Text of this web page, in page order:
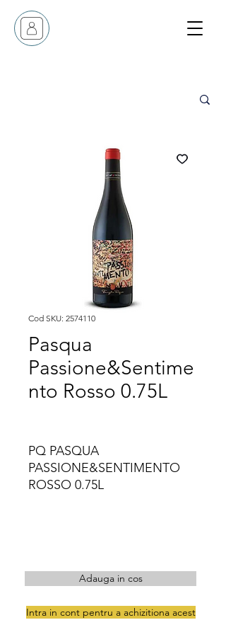
Cod SKU: 2574110
Pasqua
Passione&Sentime
nto Rosso 0.75L
PQ PASQUA
PASSIONE&SENTIMENTO
ROSSO 0.75L
Adauga in cos
Intra in cont pentru a achizitiona acest